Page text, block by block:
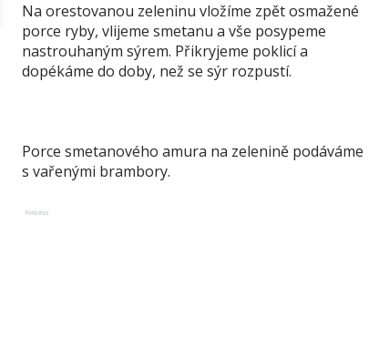
Na orestovanou zeleninu vložíme zpět osmažené
porce ryby, vlijeme smetanu a vše posypeme
nastrouhaným sýrem. Přikryjeme poklicí a
dopékáme do doby, než se sýr rozpustí.
Porce smetanového amura na zelenině podáváme
s vařenými brambory.
Reklama